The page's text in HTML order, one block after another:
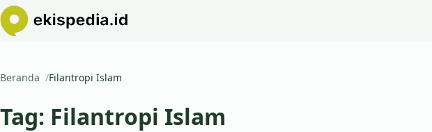
Beranda Filantropi Islam
Tag: Filantropi Islam